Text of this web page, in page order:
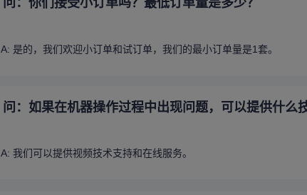
A: 是的，我们欢迎小订单和试订单，我们的最小订单量是1套。
问：如果在机器操作过程中出现问题，可以提供什么
问：你们接受小订单吗？最低订单量是多少？
A: 我们可以提供视频技术支持和在线服务。